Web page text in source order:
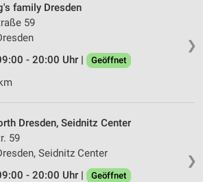
❯
family Dresden
59
- 20:00 Uhr |
Geöffnet
❯
Dresden, Seidnitz Center
59
Seidnitz Center
- 20:00 Uhr |
Geöffnet